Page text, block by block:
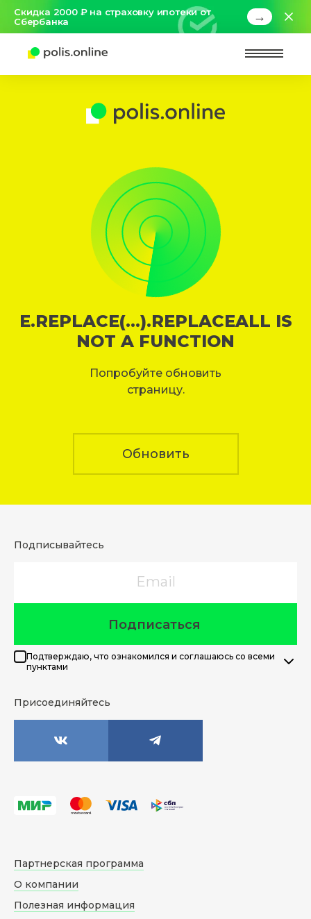
Скидка 2000 ₽ на страховку ипотеки от
Сбербанка
→
E.REPLACE(...).REPLACEALL IS
NOT A FUNCTION
Попробуйте обновить
страницу.
Обновить
Подписывайтесь
Подписаться
Подтверждаю, что ознакомился и соглашаюсь со всеми
пунктами
Присоединяйтесь
Партнерская программа
О компании
Полезная информация